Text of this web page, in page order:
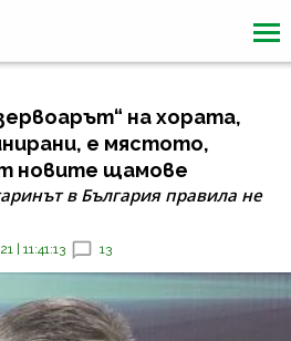
на хората,
е мястото,
новите щамове
в България правила не
| 11:41:13 13